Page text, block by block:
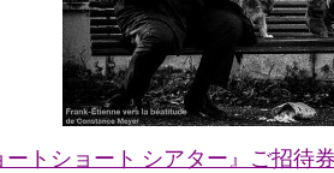
ートショート シアター』ご招待